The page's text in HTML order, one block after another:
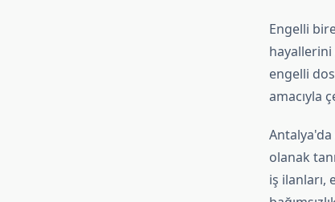
Engelli
hayallerini
engelli
amacıyla
Antalya'da
olanak
iş ilanları,